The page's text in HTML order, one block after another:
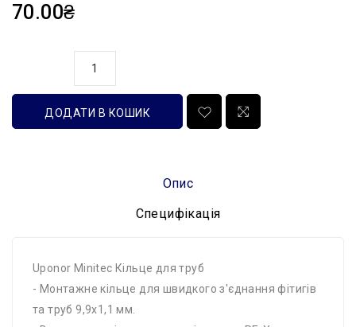
70.00₴
ДОДАТИ В КОШИК
Опис
Специфікація
Uponor Minitec Кільце для труб
- Монтажне кільце для швидкого з'єднання фітигів
та труб 9,9x1,1 мм.